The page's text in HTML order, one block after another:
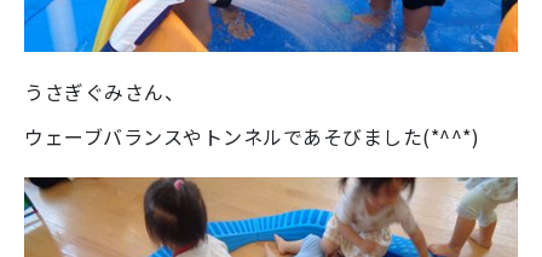
うさぎぐみさん、
ウェーブバランスやトンネルであそびました(*^^*)